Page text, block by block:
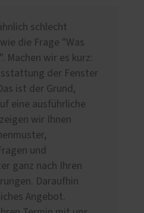
schlecht
die Frage "Was
Machen wir es kurz:
der Fenster
ist der Grund,
eine ausführliche
wir Ihnen
und
ganz nach Ihren
Daraufhin
Angebot.